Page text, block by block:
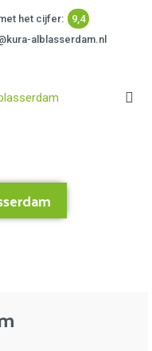
het cijfer:
9,4
alblasserdam.nl